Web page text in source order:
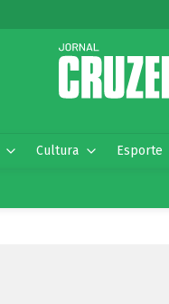
Cultura Esporte